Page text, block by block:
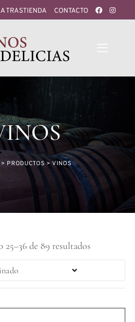
TRASTIENDA CONTACTO
> PRODUCTOS>VINOS
25–36 de 89 resultados